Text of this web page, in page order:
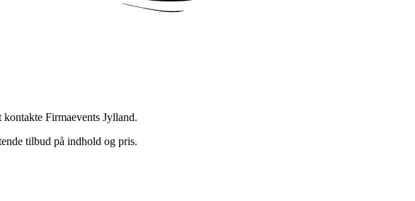
Firmaevents Jylland.
tilbud på indhold og pris.